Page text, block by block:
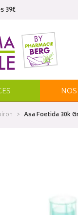
39€
NOS
Asa Foetida 30k